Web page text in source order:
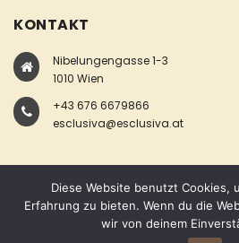
KONTAKT
Nibelungengasse 1-3
1010 Wien
+43 676 6679866
esclusiva@esclusiva.at
COPYRIGHT ©
Diese Website benutzt Cookies,
Erfahrung zu bieten. Wenn du die
wir von deinem